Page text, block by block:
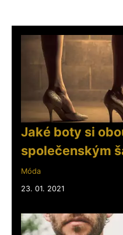
Jaké boty si
společenským
Móda
23. 01. 2021